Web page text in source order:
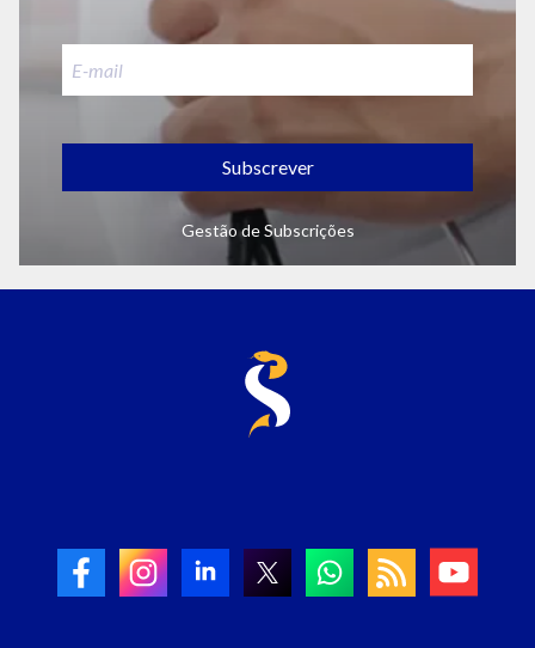
Subscrever
Gestão de Subscrições